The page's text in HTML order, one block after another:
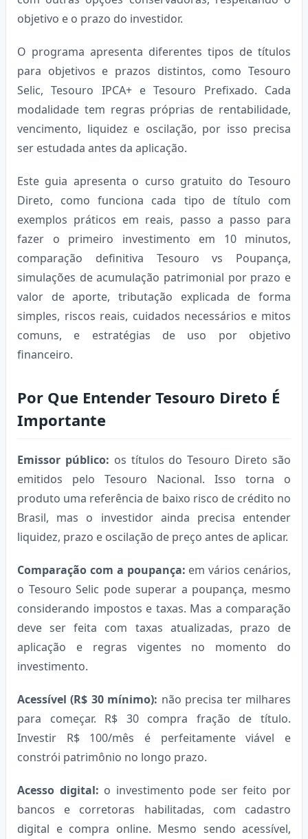
objetivo e o prazo do investidor.
O programa apresenta diferentes tipos de títulos
para objetivos e prazos distintos, como Tesouro
Selic, Tesouro IPCA+ e Tesouro Prefixado. Cada
modalidade tem regras próprias de rentabilidade,
vencimento, liquidez e oscilação, por isso precisa
ser estudada antes da aplicação.
Este guia apresenta o curso gratuito do Tesouro
Direto, como funciona cada tipo de título com
exemplos práticos em reais, passo a passo para
fazer o primeiro investimento em 10 minutos,
comparação definitiva Tesouro vs Poupança,
simulações de acumulação patrimonial por prazo e
valor de aporte, tributação explicada de forma
simples, riscos reais, cuidados necessários e mitos
comuns, e estratégias de uso por objetivo
financeiro.
Por Que Entender Tesouro Direto É
Importante
Emissor público: os títulos do Tesouro Direto são
emitidos pelo Tesouro Nacional. Isso torna o
produto uma referência de baixo risco de crédito no
Brasil, mas o investidor ainda precisa entender
liquidez, prazo e oscilação de preço antes de aplicar.
Comparação com a poupança: em vários cenários,
o Tesouro Selic pode superar a poupança, mesmo
considerando impostos e taxas. Mas a comparação
deve ser feita com taxas atualizadas, prazo de
aplicação e regras vigentes no momento do
investimento.
Acessível (R$ 30 mínimo): não precisa ter milhares
para começar. R$ 30 compra fração de título.
Investir R$ 100/mês é perfeitamente viável e
constrói patrimônio no longo prazo.
Acesso digital: o investimento pode ser feito por
bancos e corretoras habilitadas, com cadastro
digital e compra online. Mesmo sendo acessível,